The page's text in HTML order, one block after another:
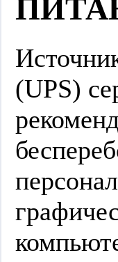
(UPS)